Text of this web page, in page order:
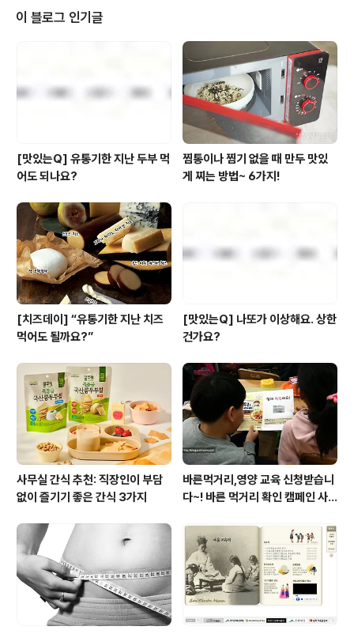
거든요. 자~ 2017년 마지막 금요일을 멋지게 만들어줄 풀
반장의 선택은... 바로~~~!! '칵테일' 입니다. 원하는 재료
를 한데 넣고 쉐킷쉐킷~! 간단해보이지만 레시피를 잘 따
라하지 않으면 이상미묘복잡한 맛이 탄생하기 일쑤거든요.
그래서 누구나 쉽게 따라할 수 있도록 풀무원의 각종 음료
제품들로 칵테일을 만드는 방..
이 블로그 인기글
[맛있는Q] 유통기한 지난 두부 먹
어도 되나요?
찜통이나 찜기 없을 때 만두 맛있
게 찌는 방법~ 6가지!
[치즈데이] “유통기한 지난 치즈
먹어도 될까요?”
[맛있는Q] 나또가 이상해요. 상한
건가요?
사무실 간식 추천: 직장인이 부담
없이 즐기기 좋은 간식 3가지
바른먹거리,영양 교육 신청받습니
다~! 바른 먹거리 확인 캠페인 사